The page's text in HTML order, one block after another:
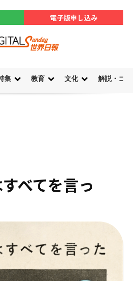
電子版申し込み
集 教育 文化 解説・コ
すべてを言っ